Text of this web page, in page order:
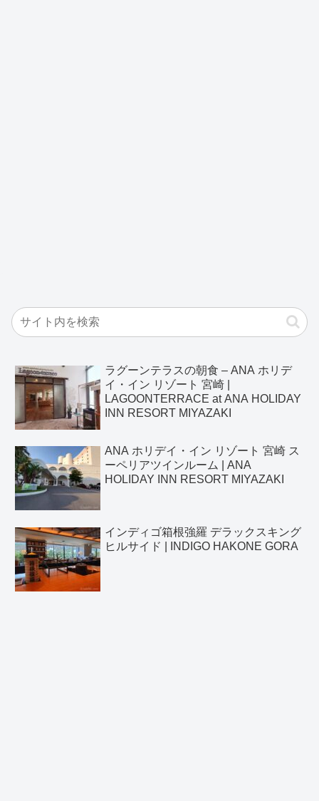
ラグーンテラスの朝食 – ANA ホリデ
イ・イン リゾート 宮崎 |
LAGOONTERRACE at ANA HOLIDAY
INN RESORT MIYAZAKI
ANA ホリデイ・イン リゾート 宮崎 ス
ーペリアツインルーム | ANA
HOLIDAY INN RESORT MIYAZAKI
インディゴ箱根強羅 デラックスキング
ヒルサイド | INDIGO HAKONE GORA